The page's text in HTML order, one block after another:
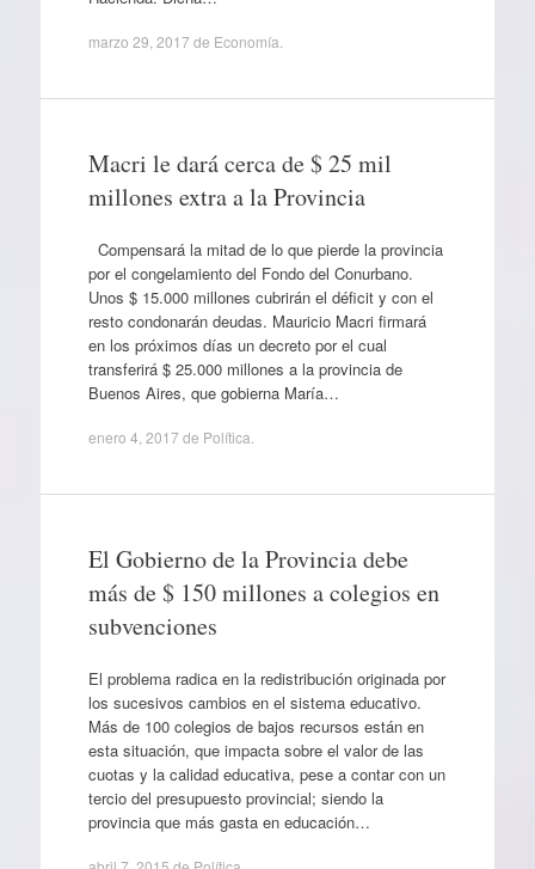
marzo 29, 2017 de Economía
Macri le dará cerca de $ 25 mil
millones extra a la Provincia
Compensará la mitad de lo que pierde la provincia
por el congelamiento del Fondo del Conurbano.
Unos $ 15.000 millones cubrirán el déficit y con el
resto condonarán deudas. Mauricio Macri firmará
en los próximos días un decreto por el cual
transferirá $ 25.000 millones a la provincia de
Buenos Aires, que gobierna María…
enero 4, 2017 de Política
El Gobierno de la Provincia debe
más de $ 150 millones a colegios en
subvenciones
El problema radica en la redistribución originada por
los sucesivos cambios en el sistema educativo.
Más de 100 colegios de bajos recursos están en
esta situación, que impacta sobre el valor de las
cuotas y la calidad educativa, pese a contar con un
tercio del presupuesto provincial; siendo la
provincia que más gasta en educación…